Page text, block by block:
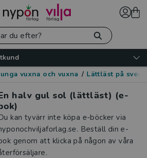
vuxna och vuxna / Lättläst på
halv gul sol (lättläst) (e-
kan tyvärr inte köpa e-böcker via
Beställ din e-
genom att klicka på någon av våra